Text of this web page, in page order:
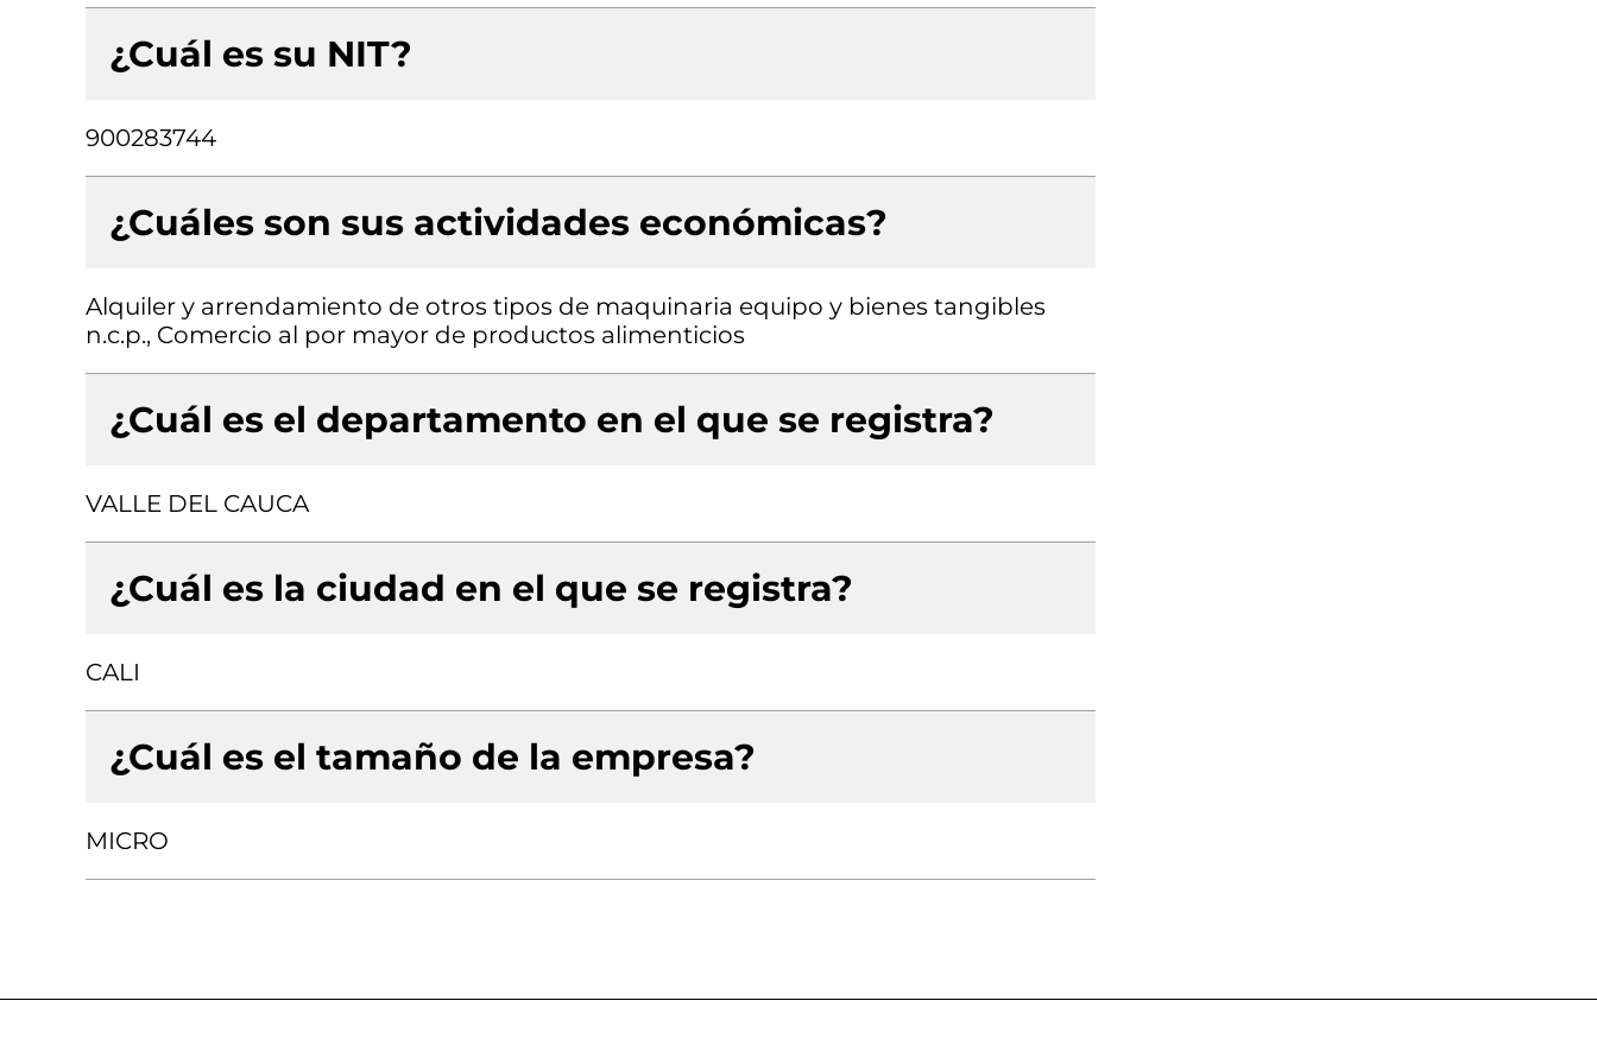
¿Cuál es su NIT?
900283744
¿Cuáles son sus actividades económicas?
Alquiler y arrendamiento de otros tipos de maquinaria equipo y bienes tangibles
n.c.p., Comercio al por mayor de productos alimenticios
¿Cuál es el departamento en el que se registra?
VALLE DEL CAUCA
¿Cuál es la ciudad en el que se registra?
CALI
¿Cuál es el tamaño de la empresa?
MICRO